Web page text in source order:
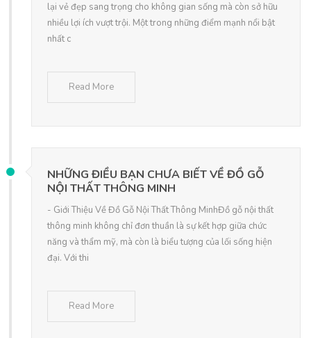
lại vẻ đẹp sang trọng cho không gian sống mà còn sở hữu
nhiều lợi ích vượt trội. Một trong những điểm mạnh nổi bật
nhất c
Read More
NHỮNG ĐIỀU BẠN CHƯA BIẾT VỀ ĐỒ GỖ
NỘI THẤT THÔNG MINH
- Giới Thiệu Về Đồ Gỗ Nội Thất Thông MinhĐồ gỗ nội thất
thông minh không chỉ đơn thuần là sự kết hợp giữa chức
năng và thẩm mỹ, mà còn là biểu tượng của lối sống hiện
đại. Với thi
Read More